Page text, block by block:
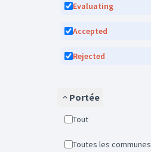
Evaluating
Accepted
Rejected
Portée
Tout
Toutes les communes